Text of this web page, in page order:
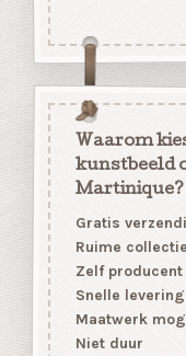
Waarom
kunstbeeld
Martinique?
Gratis
Ruime collectie
Zelf producent
Snelle levering
Maatwerk
Niet duur